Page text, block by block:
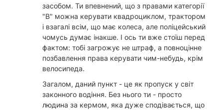
засобом. Ти впевнений, що з правами категорії
"B" можна керувати квадроциклом, трактором
і взагалі всім, що має колеса, але поліцейський
чомусь думає інакше. І ось ти вже стоїш перед
фактом: тобі загрожує не штраф, а повноцінне
позбавлення права керувати чим-небудь, крім
велосипеда.
Загалом, даний пункт - це як пропуск у світ
законного водіння. Без нього ти - просто
людина за кермом, яка дуже сподівається, що